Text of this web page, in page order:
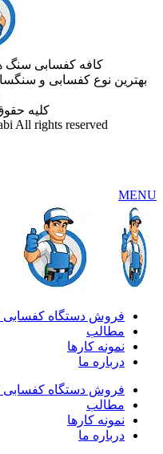
کافه کفسابی سنگ
بهترین نوع کفسابی و
کلیه
All rights reserved
MENU
فروش دستگاه کفسابی ۰۹۱۲۱۹۸۶۳۰۳
مطالب
نمونه کارها
درباره ما
فروش دستگاه کفسابی ۰۹۱۲۱۹۸۶۳۰۳
مطالب
نمونه کارها
درباره ما